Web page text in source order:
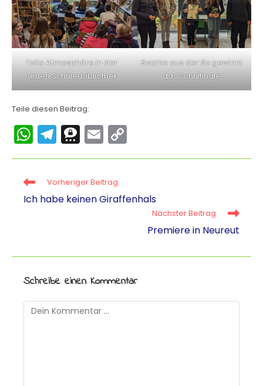
Tolle Atmosphäre in der
neuen Schülerbibliothek
Sophie aus der 6c gewinnt
das Schulfinale
Teile diesen Beitrag:
W
h
ts
A
T
el
gr
a
T
hr
e
m
E
m
l
o
y
Li
Vorheriger Beitrag
Ich habe keinen Giraffenhals
Nächster Beitrag
Premiere in Neureut
Schreibe einen Kommentar